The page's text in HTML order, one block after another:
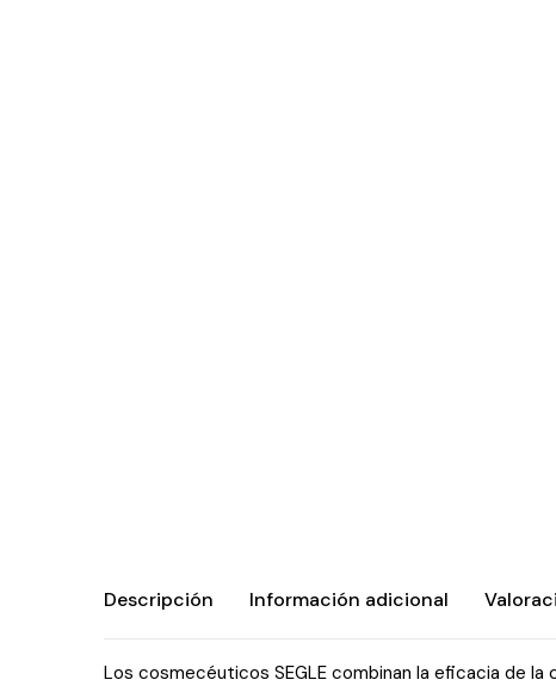
Descripción Información adicional
Los cosmecéuticos SEGLE combinan la eficacia de